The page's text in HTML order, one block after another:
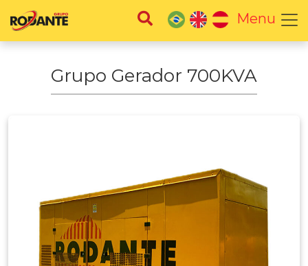
Menu
Grupo Gerador 700KVA